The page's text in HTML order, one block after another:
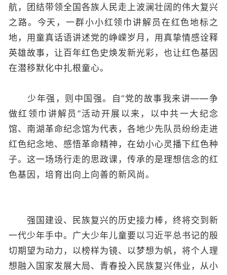
航，团结带领全国各族人民走上波澜壮阔的伟大复兴
之路。今天，一群小小红领巾讲解员在红色地标之
地，用童真话语讲述党的峥嵘岁月，用真挚情感诠释
英雄故事，让百年红色史焕发新光彩，也让红色基因
在潜移默化中扎根童心。
少年强，则中国强。自“党的故事我来讲——争
做红领巾讲解员”活动开展以来，以中共一大纪念
馆、南湖革命纪念馆为代表，各地少先队员纷纷走进
红色纪念地、感悟革命精神，在幼小心灵播下红色种
子。这一场场行走的思政课，传承的是理想信念的红
色基因，培育出向上向善的新风尚。
强国建设、民族复兴的历史接力棒，终将交到新
一代少年手中。广大少年儿童要以习近平总书记的殷
切期望为动力，以榜样为镜、以梦想为帆，将个人理
想融入国家发展大局、青春投入民族复兴伟业，从小